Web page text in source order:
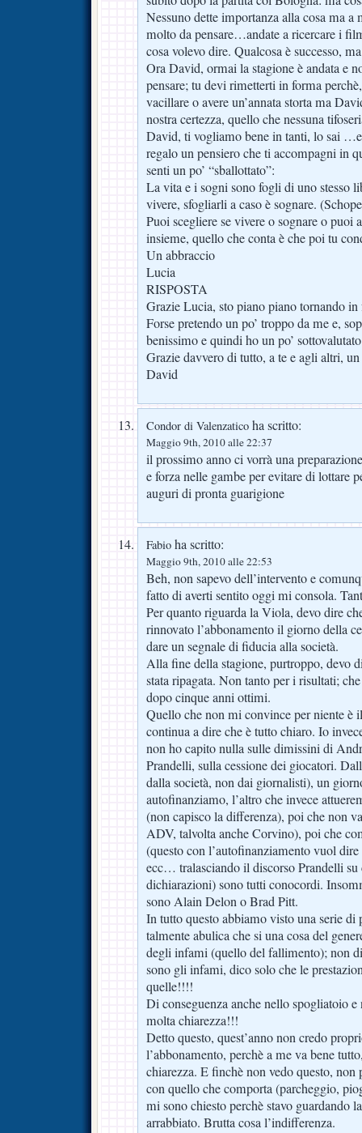
Nessuno dette importanza alla cosa ma a
molto da pensare…andate a ricercare i
cosa volevo dire. Qualcosa è successo,
Ora David, ormai la stagione è andata e
pensare; tu devi rimetterti in forma
vacillare o avere un’annata storta ma
nostra certezza, quello che nessuna
David, ti vogliamo bene in tanti, lo sai
regalo un pensiero che ti accompagni in
senti un po’ “sballottato”:
La vita e i sogni sono fogli di uno stesso
vivere, sfogliarli a caso è sognare.
Puoi scegliere se vivere o sognare o puoi
insieme, quello che conta è che poi tu
Un abbraccio
Lucia
RISPOSTA
Grazie Lucia, sto piano piano tornando in
Forse pretendo un po’ troppo da me e,
benissimo e quindi ho un po’
Grazie davvero di tutto, a te e agli altri,
David
Condor di Valenzatico ha scritto:
Maggio 9th, 2010 alle 22:37
il prossimo anno ci vorrà una
e forza nelle gambe per evitare di lottare
auguri di pronta guarigione
Fabio ha scritto:
Maggio 9th, 2010 alle 22:53
Beh, non sapevo dell’intervento e
fatto di averti sentito oggi mi consola.
Per quanto riguarda la Viola, devo dire
rinnovato l’abbonamento il giorno della
dare un segnale di fiducia alla società.
Alla fine della stagione, purtroppo, devo
stata ripagata. Non tanto per i risultati;
dopo cinque anni ottimi.
Quello che non mi convince per niente è
continua a dire che è tutto chiaro. Io
non ho capito nulla sulle dimissini di
Prandelli, sulla cessione dei giocatori.
dalla società, non dai giornalisti), un
autofinanziamo, l’altro che invece
(non capisco la differenza), poi che non
ADV, talvolta anche Corvino), poi che
(questo con l’autofinanziamento vuol
ecc… tralasciando il discorso Prandelli
dichiarazioni) sono tutti conocordi.
sono Alain Delon o Brad Pitt.
In tutto questo abbiamo visto una serie di
talmente abulica che si una cosa del
degli infami (quello del fallimento); non
sono gli infami, dico solo che le
quelle!!!!
Di conseguenza anche nello spogliatoio e
molta chiarezza!!!
Detto questo, quest’anno non credo
l’abbonamento, perchè a me va bene
chiarezza. E finchè non vedo questo, non
con quello che comporta (parcheggio,
mi sono chiesto perchè stavo guardando
arrabbiato. Brutta cosa l’indifferenza.